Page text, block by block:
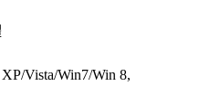
Vista/Win7/Win 8,